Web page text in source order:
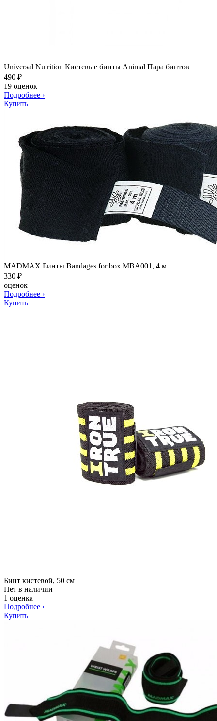
Universal Nutrition Кистевые бинты Animal Пара бинтов
490 ₽
19 оценок
Подробнее ›
Купить
MADMAX Бинты Bandages for box MBA001, 4 м
330 ₽
оценок
Подробнее ›
Купить
Бинт кистевой, 50 см
Нет в наличии
1 оценка
Подробнее ›
Купить